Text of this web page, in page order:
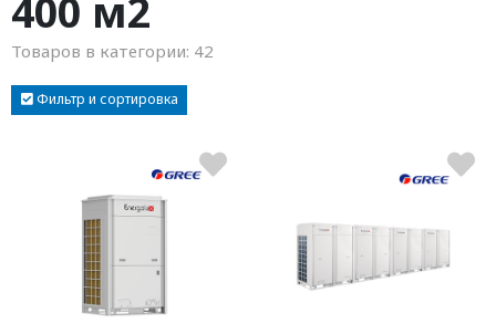
400 м2
Товаров в категории: 42
Фильтр и сортировка